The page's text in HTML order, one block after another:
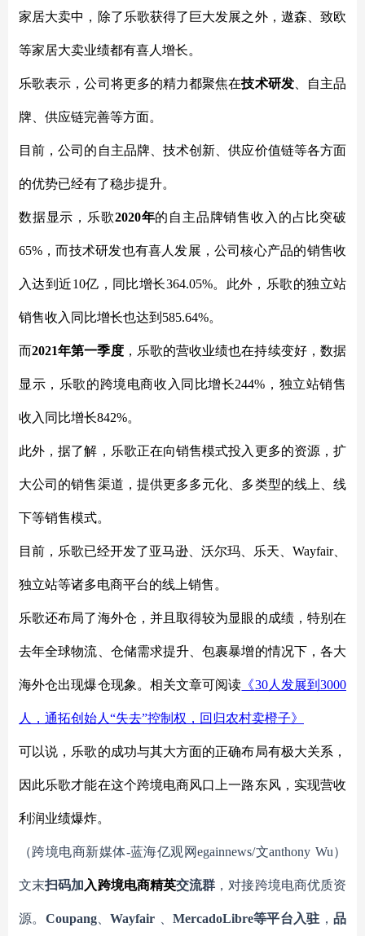
家居大卖中，除了乐歌获得了巨大发展之外，遨森、致欧
等家居大卖业绩都有喜人增长。
乐歌表示，公司将更多的精力都聚焦在技术研发、自主品
牌、供应链完善等方面。
目前，公司的自主品牌、技术创新、供应价值链等各方面
的优势已经有了稳步提升。
数据显示，乐歌2020年的自主品牌销售收入的占比突破
65%，而技术研发也有喜人发展，公司核心产品的销售收
入达到近10亿，同比增长364.05%。此外，乐歌的独立站
销售收入同比增长也达到585.64%。
而2021年第一季度，乐歌的营收业绩也在持续变好，数据
显示，乐歌的跨境电商收入同比增长244%，独立站销售
收入同比增长842%。
此外，据了解，乐歌正在向销售模式投入更多的资源，扩
大公司的销售渠道，提供更多多元化、多类型的线上、线
下等销售模式。
目前，乐歌已经开发了亚马逊、沃尔玛、乐天、 Wayfair、
独立站等诸多电商平台的线上销售。
乐歌还布局了海外仓，并且取得较为显眼的成绩，特别在
去年全球物流、仓储需求提升、包裹暴增的情况下，各大
海外仓出现爆仓现象。相关文章可阅读 《30人发展到3000
人，通拓创始人“失去”控制权，回归农村卖橙子》
可以说，乐歌的成功与其大方面的正确布局有极大关系，
因此乐歌才能在这个跨境电商风口上一路东风，实现营收
利润业绩爆炸。
（跨境电商新媒体-蓝海亿观网egainnews/文anthony Wu）
文末扫码加 入 跨境电商精英交流群 ，对接跨境电商优质资
源。 Coupang、Wayfair MercadoLibre等平台入驻 ，品